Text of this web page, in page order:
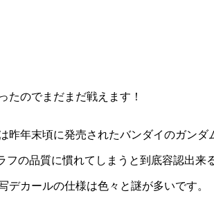
たのでまだまだ戦えます！
年末頃に発売されたバンダイのガンダ
の品質に慣れてしまうと到底容認出来
カールの仕様は色々と謎が多いです。